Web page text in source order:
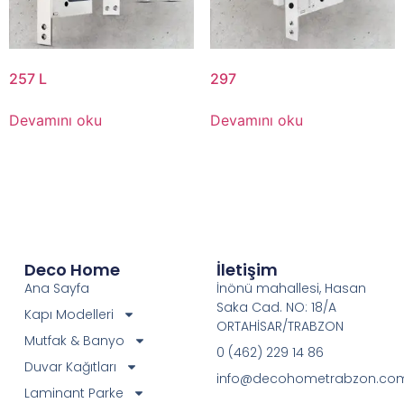
257 L
Devamını oku
297
Devamını oku
Deco Home
Ana Sayfa
Kapı Modelleri
Mutfak & Banyo
Duvar Kağıtları
Laminant Parke
İletişim
İnönü mahallesi, Hasan
Saka Cad. NO: 18/A
ORTAHİSAR/TRABZON
0 (462) 229 14 86